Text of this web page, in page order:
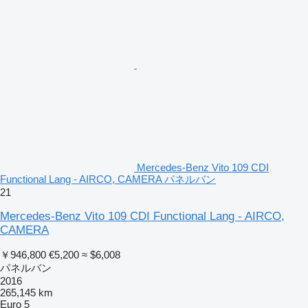
Mercedes-Benz Vito 109 CDI
Functional Lang - AIRCO, CAMERA パネルバン
21
Mercedes-Benz Vito 109 CDI Functional Lang - AIRCO,
CAMERA
￥946,800 €5,200 ≈ $6,008
パネルバン
2016
265,145 km
Euro 5